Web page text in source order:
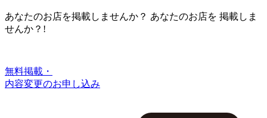
あなたのお店を掲載しませんか？ あなたのお店を 掲載しま
せんか？!
無料掲載・
内容変更のお申し込み